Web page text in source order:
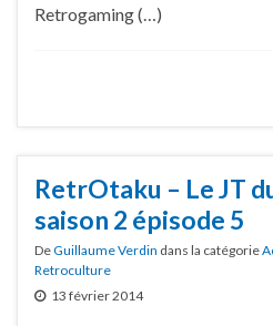
Retrogaming (…)
RetrOtaku – Le JT
saison 2 épisode 5
DeGuillaume Verdin dans la catégorie
Retroculture
13 février 2014